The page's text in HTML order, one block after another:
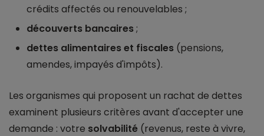
crédits affectés ou renouvelables ;
découverts bancaires;
dettes alimentaires et fiscales (pensions,
amendes, impayés d'impôts).
Les organismes qui proposent un rachat de dettes
examinent plusieurs critères avant d'accepter une
demande : votre solvabilité (revenus, reste à vivre,